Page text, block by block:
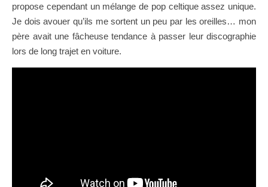
propose cependant un mélange de pop celtique assez unique.
Je dois avouer qu’ils me sortent un peu par les oreilles… mon
père avait une fâcheuse tendance à passer leur discographie
lors de long trajet en voiture.